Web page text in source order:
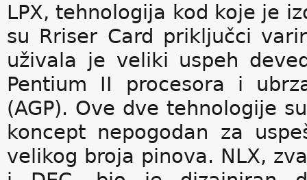
LPX, tehnologija kod koje je
su Rriser Card priključci
uživala je veliki uspeh
Pentium II procesora i
(AGP). Ove dve tehnologije
koncept nepogodan za
velikog broja pinova. NLX,